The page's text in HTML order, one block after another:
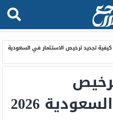
كيفية تجديد ترخيص الاستثمار في السعودية
2026